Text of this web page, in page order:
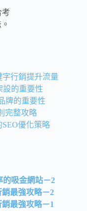
考
字行銷提升流量
設的重要性
牌的重要性
完整攻略
優化策略
的吸金網站－2
最強攻略－2
最強攻略－1